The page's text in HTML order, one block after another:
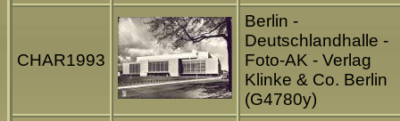
CHAR1993
Berlin -
Deutschlandhalle -
Foto-AK - Verlag
Klinke & Co. Berlin
(G4780y)